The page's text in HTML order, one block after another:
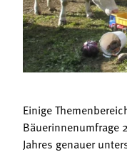
Mitgliedschaft
Landessekretariat
Bäuerliche
Hofgeschichten
Einige
Bäuerinnenumfrage
Jahres genauer